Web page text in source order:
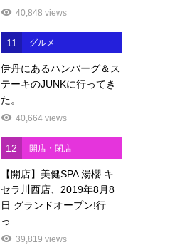
40,848 views
11 グルメ
伊丹にあるハンバーグ＆ス
テーキのJUNKに行ってき
た。
40,664 views
12 開店・閉店
【開店】美健SPA 湯櫻 キ
セラ川西店、2019年8月8
日 グランドオープン!行
っ...
39,819 views